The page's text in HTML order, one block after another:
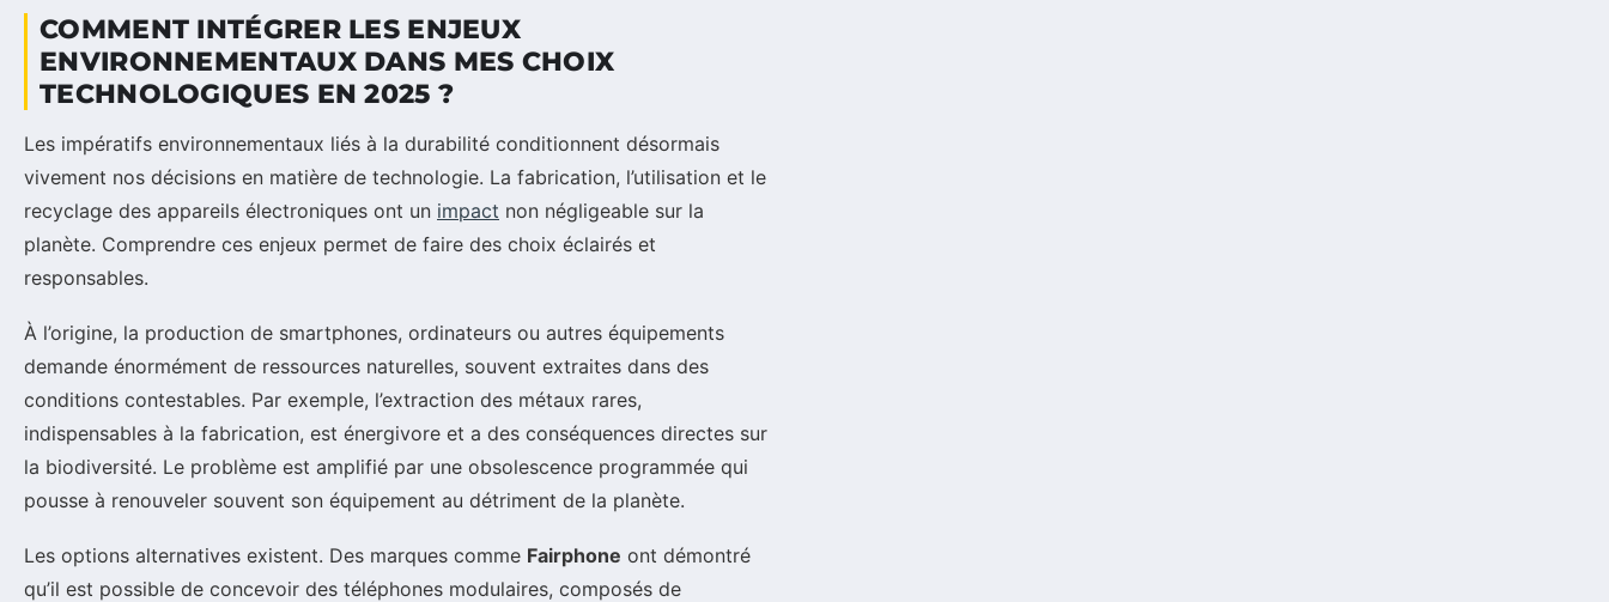
COMMENT INTÉGRER LES ENJEUX
ENVIRONNEMENTAUX DANS MES CHOIX
TECHNOLOGIQUES EN 2025 ?
Les impératifs environnementaux liés à la durabilité conditionnent désormais
vivement nos décisions en matière de technologie. La fabrication, l’utilisation et le
recyclage des appareils électroniques ont un impact non négligeable sur la
planète. Comprendre ces enjeux permet de faire des choix éclairés et
responsables.
À l’origine, la production de smartphones, ordinateurs ou autres équipements
demande énormément de ressources naturelles, souvent extraites dans des
conditions contestables. Par exemple, l’extraction des métaux rares,
indispensables à la fabrication, est énergivore et a des conséquences directes sur
la biodiversité. Le problème est amplifié par une obsolescence programmée qui
pousse à renouveler souvent son équipement au détriment de la planète.
Les options alternatives existent. Des marques comme Fairphone ont démontré
qu’il est possible de concevoir des téléphones modulaires, composés de